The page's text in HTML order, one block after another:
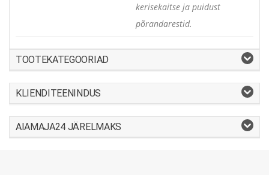
kerisekaitse ja puidust
põrandarestid.
TOOTEKATEGOORIAD
KLIENDITEENINDUS
AIAMAJA24 JÄRELMAKS